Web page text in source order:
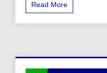
Read More